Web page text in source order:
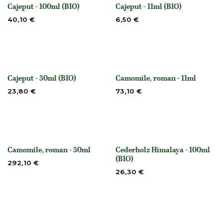
None
Cajeput - 100ml (BIO)
40,10 € None
Cajeput - 11ml (BIO)
6,50 €
None
Cajeput - 50ml (BIO)
23,80 € None
Camomile, roman - 11ml
73,10 €
None
Camomile, roman - 50ml
292,10 € None
Cederholz Himalaya - 100ml
(BIO)
26,30 €